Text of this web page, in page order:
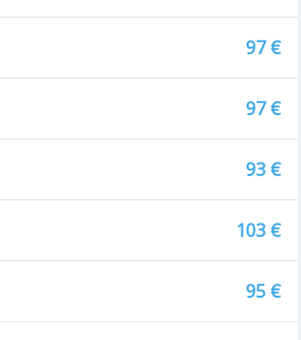
97 €
97 €
93 €
103 €
95 €